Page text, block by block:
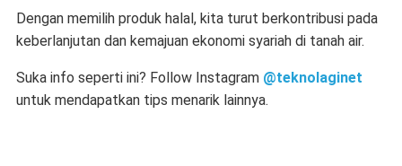
Dengan memilih produk halal, kita turut berkontribusi pada
keberlanjutan dan kemajuan ekonomi syariah di tanah air.
Suka info seperti ini? Follow Instagram @teknolaginet
untuk mendapatkan tips menarik lainnya.